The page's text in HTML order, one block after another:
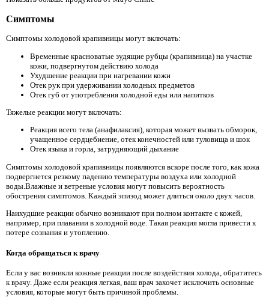
Симптомы
Симптомы холодовой крапивницы могут включать:
Временные красноватые зудящие рубцы (крапивница) на участке
кожи, подвергнутом действию холода
Ухудшение реакции при нагревании кожи
Отек рук при удерживании холодных предметов
Отек губ от употребления холодной еды или напитков
Тяжелые реакции могут включать:
Реакция всего тела (анафилаксия), которая может вызвать обморок,
учащенное сердцебиение, отек конечностей или туловища и шок
Отек языка и горла, затрудняющий дыхание
Симптомы холодовой крапивницы появляются вскоре после того, как кожа
подвергнется резкому падению температуры воздуха или холодной
воды.Влажные и ветреные условия могут повысить вероятность
обострения симптомов. Каждый эпизод может длиться около двух часов.
Наихудшие реакции обычно возникают при полном контакте с кожей,
например, при плавании в холодной воде. Такая реакция могла привести к
потере сознания и утоплению.
Когда обращаться к врачу
Если у вас возникли кожные реакции после воздействия холода, обратитесь
к врачу. Даже если реакция легкая, ваш врач захочет исключить основные
условия, которые могут быть причиной проблемы.